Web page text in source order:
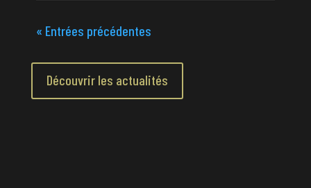
« Entrées précédentes
Découvrir les actualités